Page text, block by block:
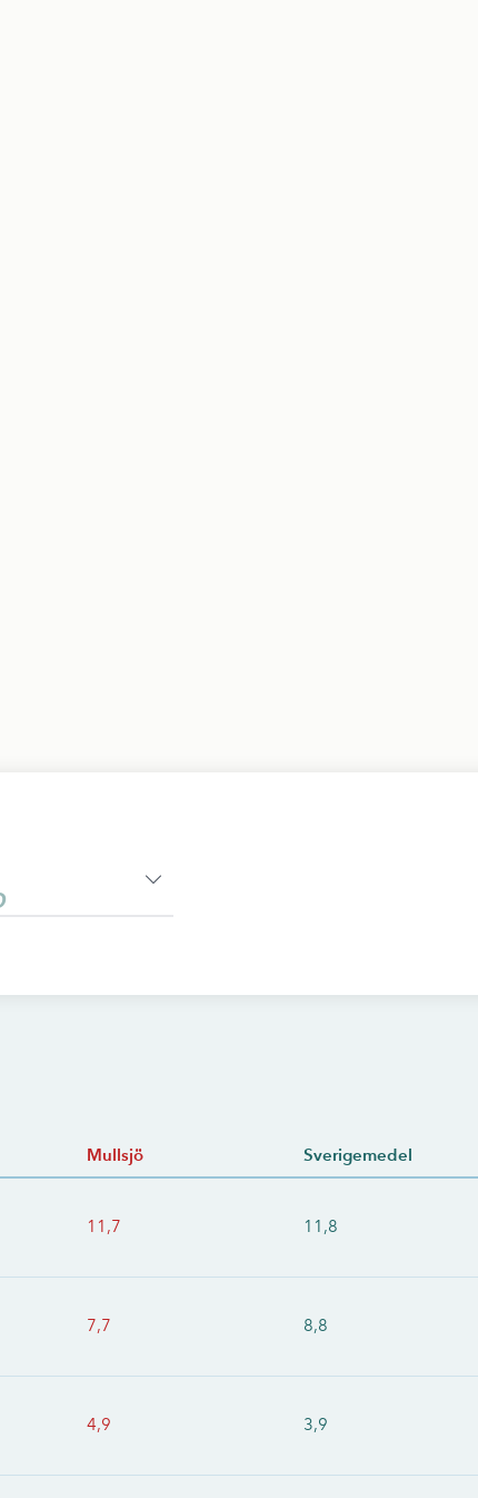
Mullsjö Sverigemedel
11,7 11,8
7,7 8,8
4,9 3,9